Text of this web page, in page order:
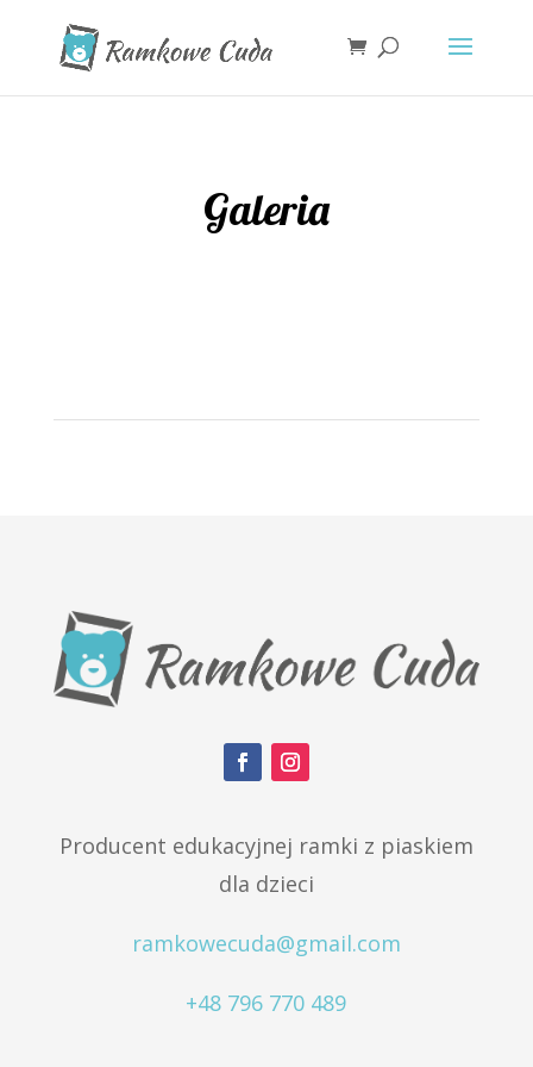
Galeria
Producent edukacyjnej ramki z piaskiem
dla dzieci
ramkowecuda@gmail.com
+48 796 770 489